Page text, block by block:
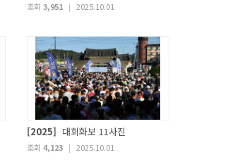
조회 3,951 | 2025.10.01
[2025] 대회화보 11사진
조회 4,123 | 2025.10.01